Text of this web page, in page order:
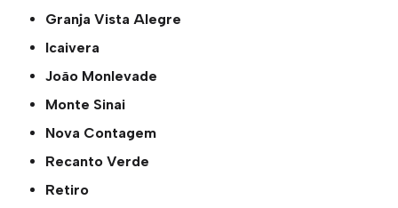
Granja Vista Alegre
Icaivera
João Monlevade
Monte Sinai
Nova Contagem
Recanto Verde
Retiro